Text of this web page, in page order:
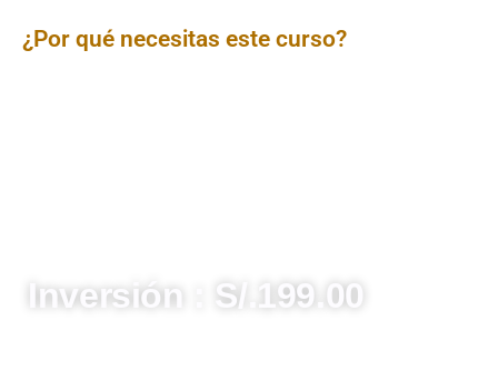
¿Por qué necesitas este curso?
Inversión : S/.199.00